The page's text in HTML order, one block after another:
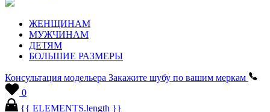
ЖЕНЩИНАМ
МУЖЧИНАМ
ДЕТЯМ
БОЛЬШИЕ РАЗМЕРЫ
Консультация модельера Закажите шубу по вашим меркам
0
{{ ELEMENTS.length }}